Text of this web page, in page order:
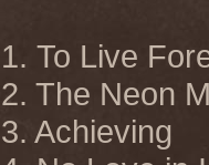
1. To Live
2. The Neon
3. Achieving